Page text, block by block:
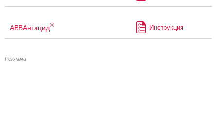
АВВАнтацид® Инструкция
Реклама